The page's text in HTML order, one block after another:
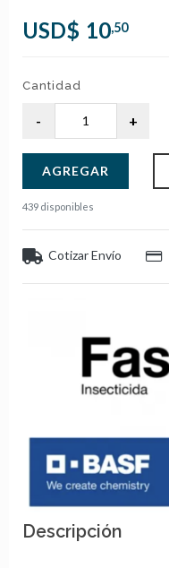
USD$ 10,50
Cantidad
AGREGAR
439 disponibles
Cotizar Envío
Descripción